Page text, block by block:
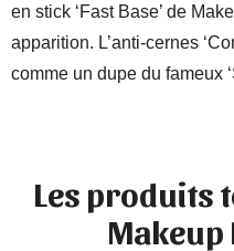
en stick ‘Fast Base’ de
apparition. L’anti-cernes
comme un dupe du fameux
Les produits